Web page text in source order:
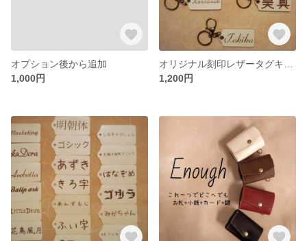
オプション後から追加
1,000円
1,200円